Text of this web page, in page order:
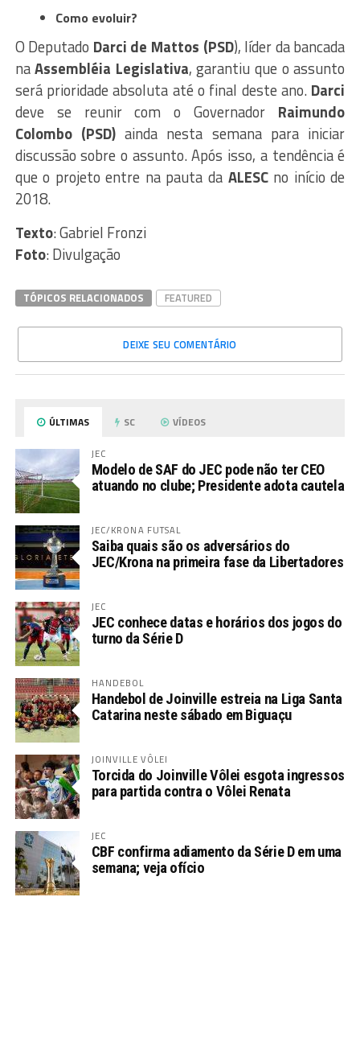
Como evoluir?
O Deputado Darci de Mattos (PSD), líder da bancada
naAssembléia Legislativa, garantiu que o assunto
será prioridade absoluta até o final deste ano. Darci
deve se reunir com o Governador Raimundo
Colombo (PSD)ainda nesta semana para iniciar
discussão sobre o assunto. Após isso, a tendência é
que o projeto entre na pauta da ALESCno início de
2018.
Texto: Gabriel Fronzi
Foto: Divulgação
TÓPICOS RELACIONADOS FEATURED
DEIXE SEU COMENTÁRIO
ÚLTIMAS SC VÍDEOS
JEC
Modelo de SAF do JEC pode não ter CEO
atuando no clube; Presidente adota cautela
JEC/KRONA FUTSAL
Saiba quais são os adversários do
JEC/Krona na primeira fase da Libertadores
JEC
JEC conhece datas e horários dos jogos do
turno da Série D
HANDEBOL
Handebol de Joinville estreia na Liga Santa
Catarina neste sábado em Biguaçu
JOINVILLE VÔLEI
Torcida do Joinville Vôlei esgota ingressos
para partida contra o Vôlei Renata
JEC
CBF confirma adiamento da Série D em uma
semana; veja ofício